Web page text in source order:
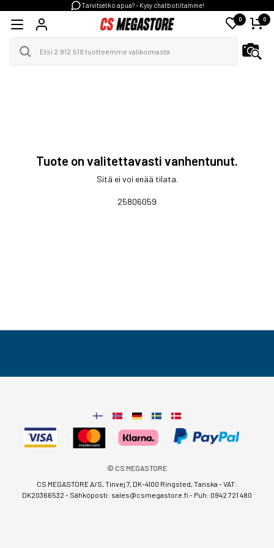
Tarvitsetko apua? - Kysy chatbotiltamme!
0 0
Tuote on valitettavasti vanhentunut.
Sitä ei voi enää tilata.
25806059
© CS MEGASTORE
CS MEGASTORE A/S, Tinvej 7, DK-4100 Ringsted, Tanska - VAT:
DK20366532 - Sähköposti: sales@csmegastore.fi- Puh: 0942 721 480